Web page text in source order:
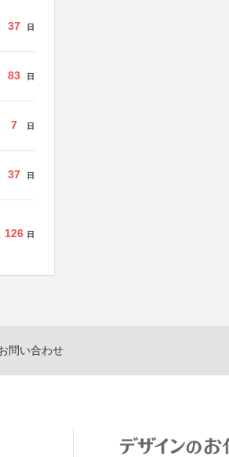
37 日
83 日
7 日
37 日
126 日
問い合わせ